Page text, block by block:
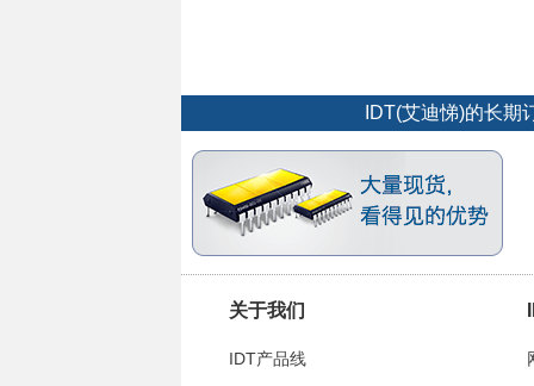
IDT(艾迪悌)的长
关于我们
IDT产品线